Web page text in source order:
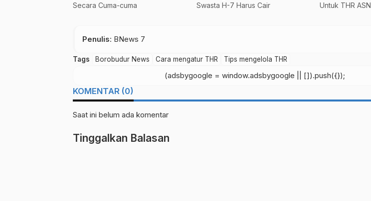
Secara Cuma-cuma
Swasta H-7 Harus Cair
Untuk THR ASN
Penulis: BNews 7
Tags Borobudur News Cara mengatur THR Tips mengelola THR
(adsbygoogle = window.adsbygoogle || []).push({});
KOMENTAR (0)
Saat ini belum ada komentar
Tinggalkan Balasan